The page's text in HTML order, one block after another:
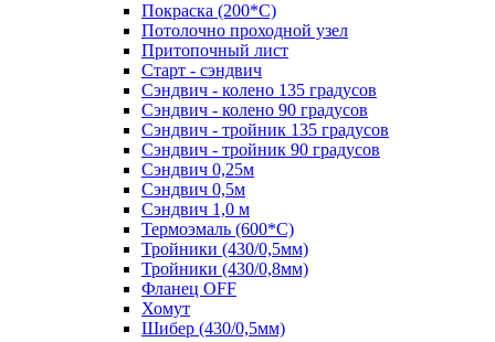
Покраска (200*С)
Потолочно проходной узел
Притопочный лист
Старт - сэндвич
Сэндвич - колено 135 градусов
Сэндвич - колено 90 градусов
Сэндвич - тройник 135 градусов
Сэндвич - тройник 90 градусов
Сэндвич 0,25м
Сэндвич 0,5м
Сэндвич 1,0 м
Термоэмаль (600*С)
Тройники (430/0,5мм)
Тройники (430/0,8мм)
Фланец OFF
Хомут
Шибер (430/0,5мм)